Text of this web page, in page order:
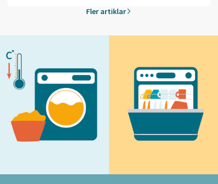
Fler artiklar